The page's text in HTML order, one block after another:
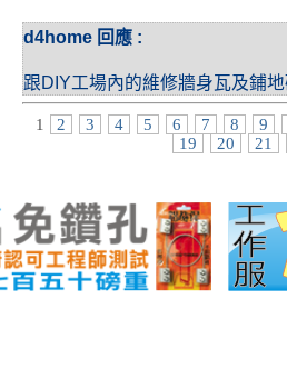
d4home 回應 :
跟DIY工場內的維修牆身瓦及鋪
1 2 3 4 5 6 7 8
9
19
20 21